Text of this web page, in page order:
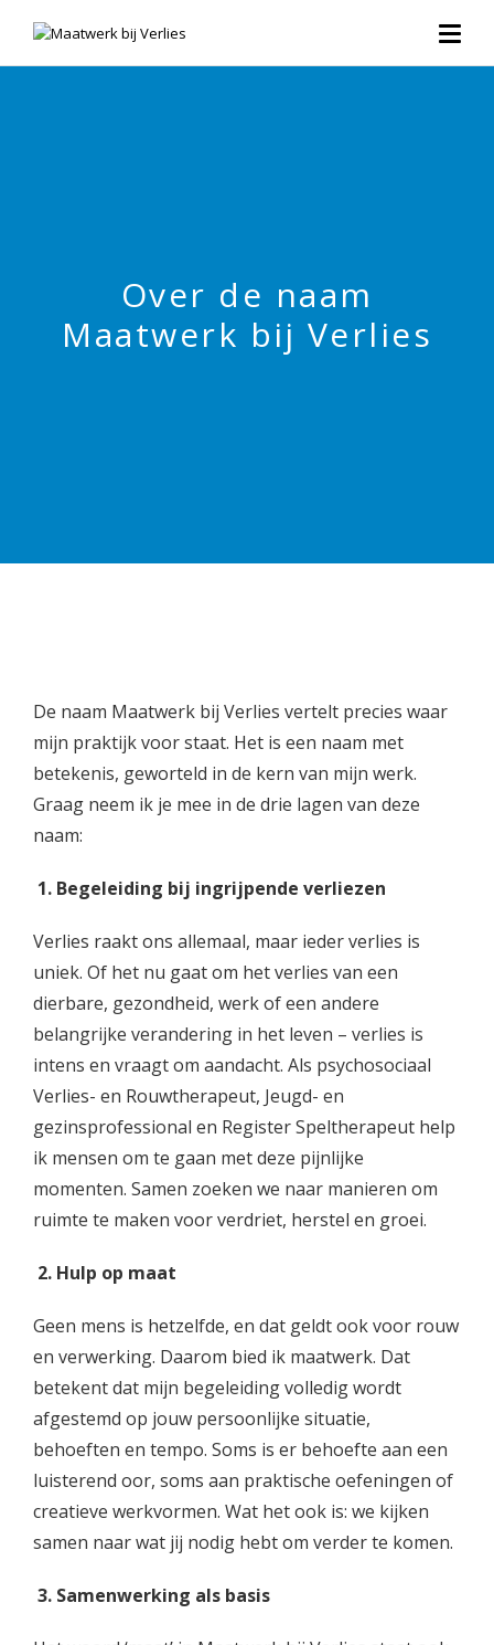
Over de naam
Maatwerk bij Verlies
De naam Maatwerk bij Verlies vertelt precies waar
mijn praktijk voor staat. Het is een naam met
betekenis, geworteld in de kern van mijn werk.
Graag neem ik je mee in de drie lagen van deze
naam:
1. Begeleiding bij ingrijpende verliezen
Verlies raakt ons allemaal, maar ieder verlies is
uniek. Of het nu gaat om het verlies van een
dierbare, gezondheid, werk of een andere
belangrijke verandering in het leven – verlies is
intens en vraagt om aandacht. Als psychosociaal
Verlies- en Rouwtherapeut, Jeugd- en
gezinsprofessional en Register Speltherapeut help
ik mensen om te gaan met deze pijnlijke
momenten. Samen zoeken we naar manieren om
ruimte te maken voor verdriet, herstel en groei.
2. Hulp op maat
Geen mens is hetzelfde, en dat geldt ook voor rouw
en verwerking. Daarom bied ik maatwerk. Dat
betekent dat mijn begeleiding volledig wordt
afgestemd op jouw persoonlijke situatie,
behoeften en tempo. Soms is er behoefte aan een
luisterend oor, soms aan praktische oefeningen of
creatieve werkvormen. Wat het ook is: we kijken
samen naar wat jij nodig hebt om verder te komen.
3. Samenwerking als basis